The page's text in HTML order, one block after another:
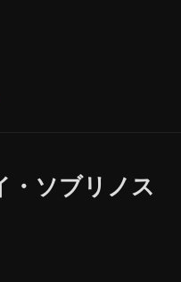
・ソブリノス